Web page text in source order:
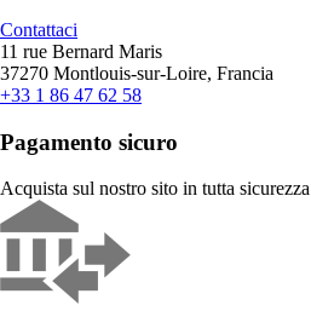
Contattaci
11 rue Bernard Maris
37270 Montlouis-sur-Loire, Francia
+33 1 86 47 62 58
Pagamento sicuro
Acquista sul nostro sito in tutta sicurezza